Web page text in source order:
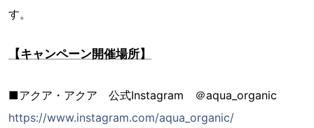
す。
【キャンペーン開催場所】
■アクア・アクア 公式Instagram ＠aqua_organic
https://www.instagram.com/aqua_organic/